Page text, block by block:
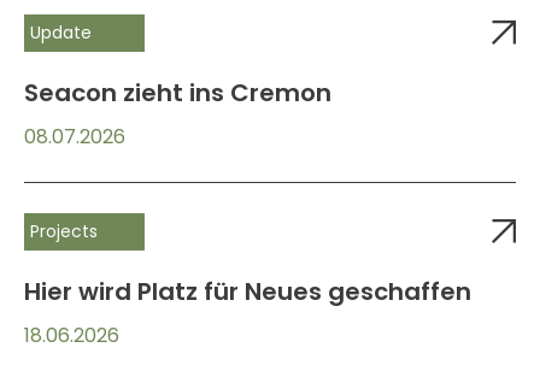
Update
Seacon zieht ins Cremon
08.07.2026
Projects
Hier wird Platz für Neues geschaffen
18.06.2026